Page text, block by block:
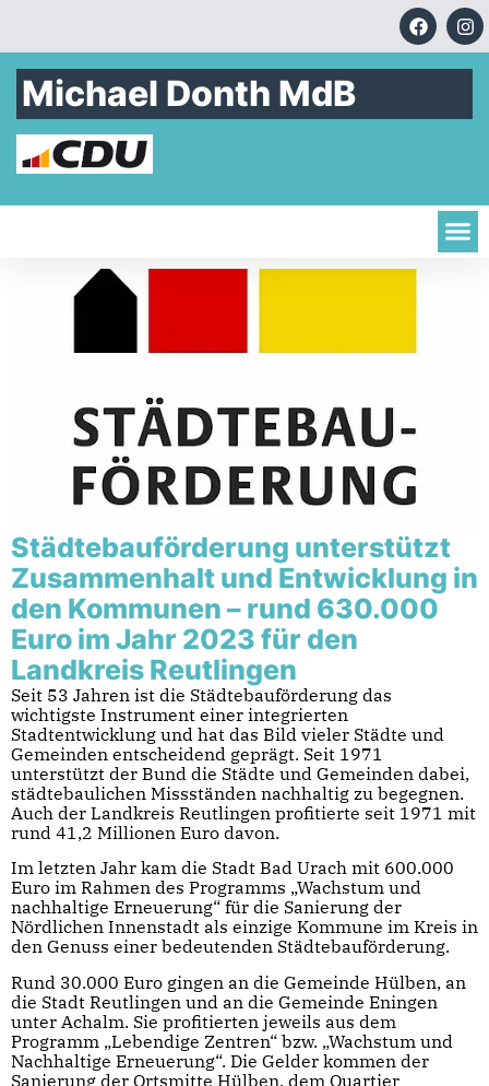
Michael Donth MdB
Städtebauförderung unterstützt
Zusammenhalt und Entwicklung in
den Kommunen – rund 630.000
Euro im Jahr 2023 für den
Landkreis Reutlingen
Seit 53 Jahren ist die Städtebauförderung das
wichtigste Instrument einer integrierten
Stadtentwicklung und hat das Bild vieler Städte und
Gemeinden entscheidend geprägt. Seit 1971
unterstützt der Bund die Städte und Gemeinden dabei,
städtebaulichen Missständen nachhaltig zu begegnen.
Auch der Landkreis Reutlingen profitierte seit 1971 mit
rund 41,2 Millionen Euro davon.
Im letzten Jahr kam die Stadt Bad Urach mit 600.000
Euro im Rahmen des Programms „Wachstum und
nachhaltige Erneuerung“ für die Sanierung der
Nördlichen Innenstadt als einzige Kommune im Kreis in
den Genuss einer bedeutenden Städtebauförderung.
Rund 30.000 Euro gingen an die Gemeinde Hülben, an
die Stadt Reutlingen und an die Gemeinde Eningen
unter Achalm. Sie profitierten jeweils aus dem
Programm „Lebendige Zentren“ bzw. „Wachstum und
Nachhaltige Erneuerung“. Die Gelder kommen der
Sanierung der Ortsmitte Hülben, dem Quartier